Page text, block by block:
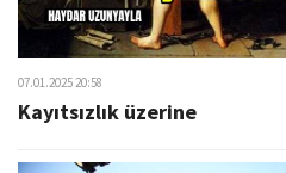
07.01.2025 20:58
Kayıtsızlık üzerine